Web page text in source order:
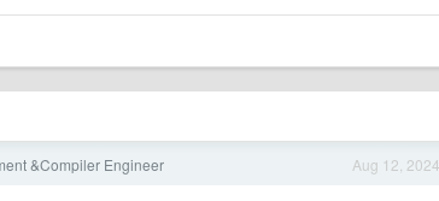
Aug 12, 2024
&Compiler Engineer